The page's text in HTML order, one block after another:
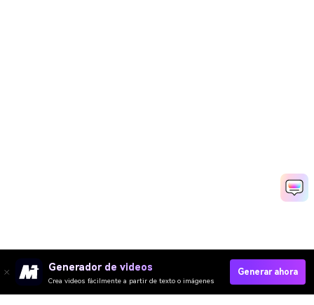
Generador de videos
Crea videos fácilmente a partir de texto o imágenes
Generar ahora